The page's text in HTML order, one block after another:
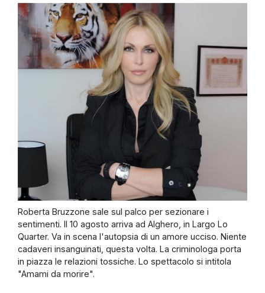
Roberta Bruzzone sale sul palco per sezionare i
sentimenti. Il 10 agosto arriva ad Alghero, in Largo Lo
Quarter. Va in scena l'autopsia di un amore ucciso. Niente
cadaveri insanguinati, questa volta. La criminologa porta
in piazza le relazioni tossiche. Lo spettacolo si intitola
"Amami da morire".